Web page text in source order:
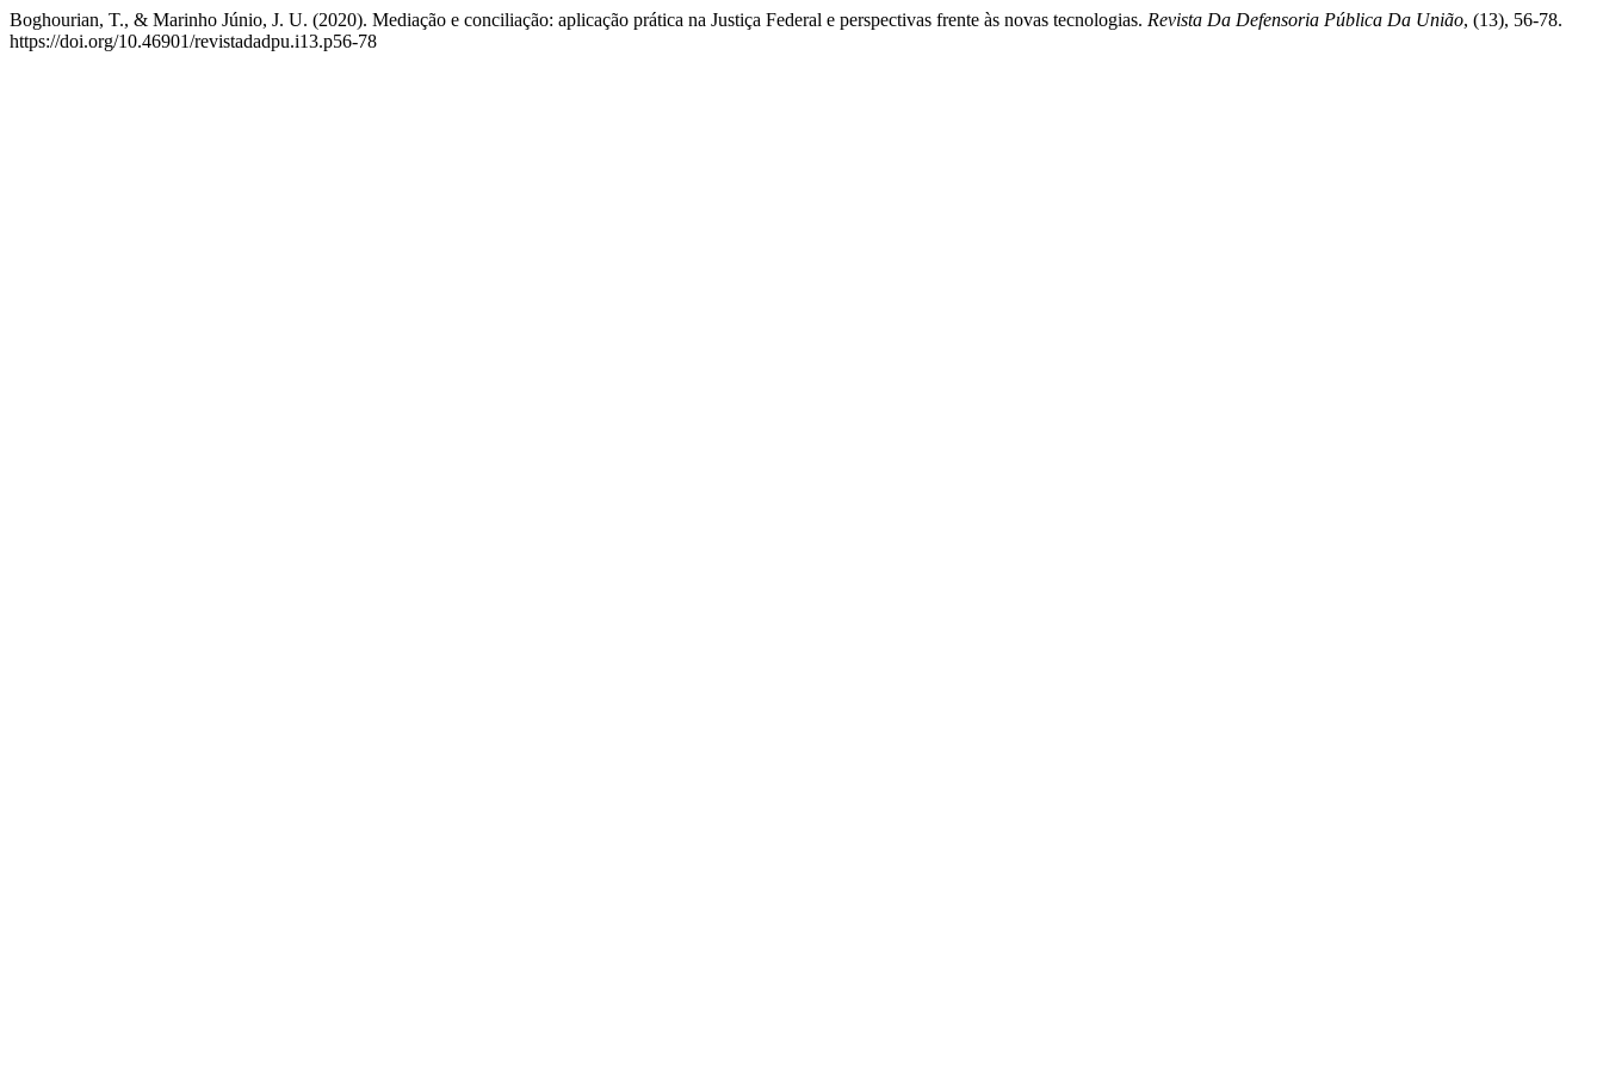
Boghourian, T., & Marinho Júnio, J. U. (2020). Mediação e conciliação: aplicação prática na Justiça Federal e perspectivas frente às novas tecnologias. Revista Da Defensoria Pública Da União, (13), 56-78.
https://doi.org/10.46901/revistadadpu.i13.p56-78